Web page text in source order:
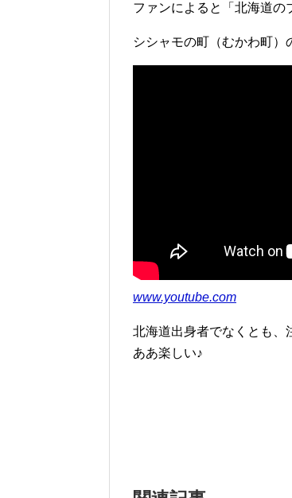
ファンによると「北海道の
シシャモの町（むかわ町）
www.youtube.com
北海道出身者でなくとも、
ああ楽しい♪